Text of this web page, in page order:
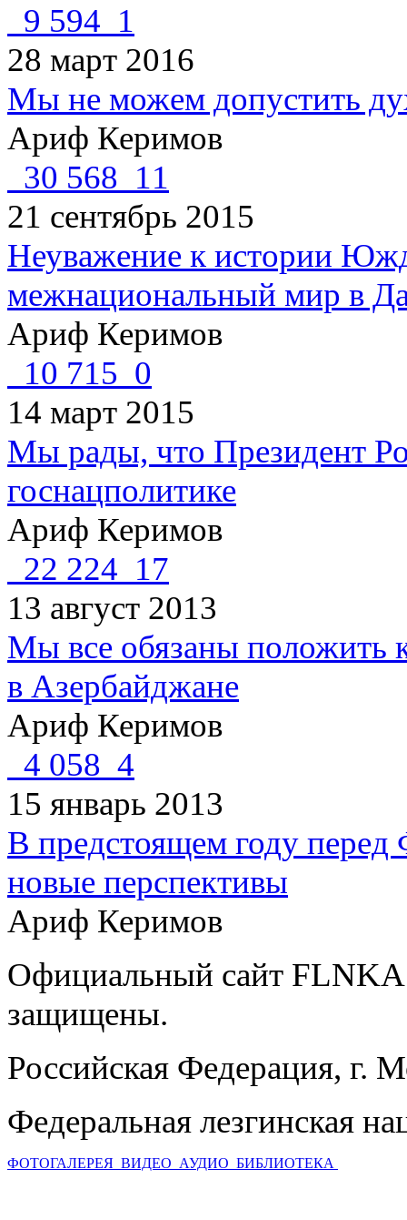
9 594 1
28 март 2016
Мы не можем допустить
Ариф Керимов
30 568 11
21 сентябрь 2015
Неуважение к истории
межнациональный мир в
Ариф Керимов
10 715 0
14 март 2015
Мы рады, что Президент
госнацполитике
Ариф Керимов
22 224 17
13 август 2013
Мы все обязаны положить
в Азербайджане
Ариф Керимов
4 058 4
15 январь 2013
В предстоящем году
новые перспективы
Ариф Керимов
Официальный сайт
защищены.
Российская Федерация, г.
Федеральная лезгинская
ФОТОГАЛЕРЕЯ ВИДЕО АУДИО БИБЛИОТЕКА